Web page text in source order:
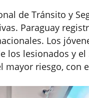
de Tránsito y
Paraguay
Los
los lesionados y
riesgo, con